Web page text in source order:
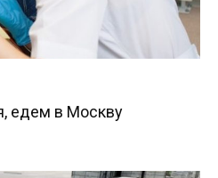
едем в Москву